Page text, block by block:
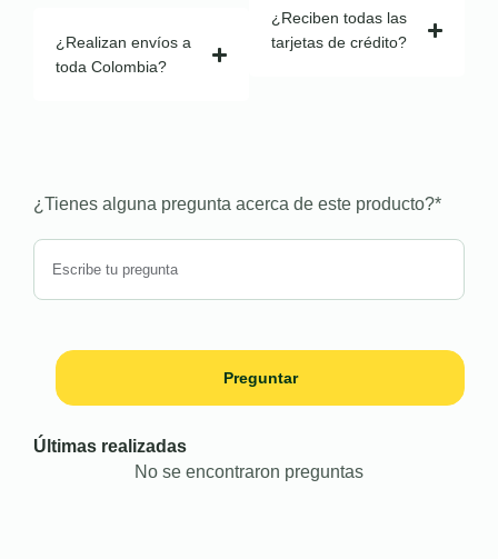
¿Realizan envíos a
toda Colombia?
¿Reciben todas las
tarjetas de crédito?
¿Tienes alguna pregunta acerca de este producto?*
Preguntar
Últimas realizadas
No se encontraron preguntas